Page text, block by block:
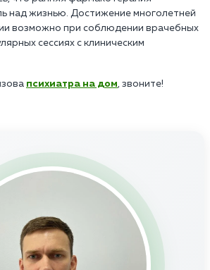
над жизнью. Достижение многолетней
возможно при соблюдении врачебных
сессиях с клиническим
психиатра на дом, звоните!